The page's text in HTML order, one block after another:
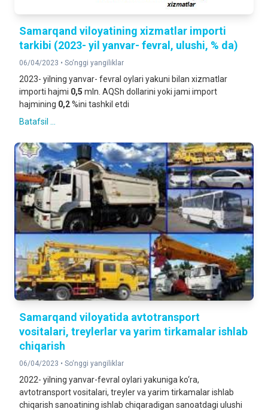
Samarqand viloyatining xizmatlar importi
tarkibi (2023- yil yanvar- fevral, ulushi, % da)
06/04/2023 • So‘nggi yangiliklar
2023- yilning yanvar- fevral oylari yakuni bilan xizmatlar
importi hajmi 0,5 mln. AQSh dollarini yoki jami import
hajmining 0,2%ini tashkil etdi
Batafsil ...
Samarqand viloyatida avtotransport
vositalari, treylerlar va yarim tirkamalar ishlab
chiqarish
06/04/2023 • So‘nggi yangiliklar
2022- yilning yanvar-fevral oylari yakuniga ko‘ra,
avtotransport vositalari, treyler va yarim tirkamalar ishlab
chiqarish sanoatining ishlab chiqaradigan sanoatdagi ulushi